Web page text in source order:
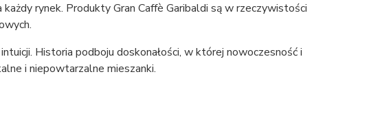
rynek. Produkty Gran Caffè Garibaldi są w rzeczywistości
Historia podboju doskonałości, w której nowoczesność i
i niepowtarzalne mieszanki.